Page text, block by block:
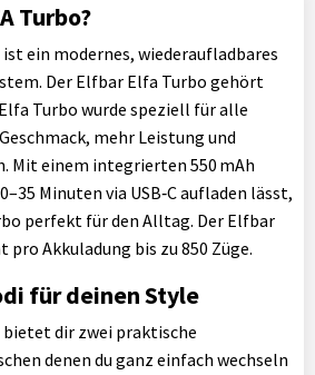
Turbo?
ein modernes, wiederaufladbares
Der Elfbar Elfa Turbo gehört
Turbo wurde speziell für alle
mehr Leistung und
Mit einem integrierten 550 mAh
Minuten via USB‑C aufladen lässt,
perfekt für den Alltag. Der Elfbar
Akkuladung bis zu 850 Züge.
für deinen Style
dir zwei praktische
denen du ganz einfach wechseln